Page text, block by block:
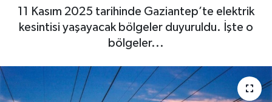
11 Kasım 2025 tarihinde Gaziantep’te elektrik
kesintisi yaşayacak bölgeler duyuruldu. İşte o
bölgeler...
Haberler
Magazin
Haber Arşivi